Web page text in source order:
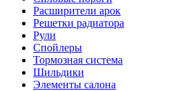
Расширители арок
Решетки радиатора
Рули
Спойлеры
Тормозная система
Шильдики
Элементы салона